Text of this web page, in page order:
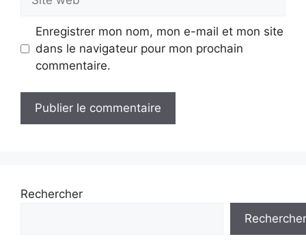
web
Enregistrer mon nom, mon e-mail et mon site
dans le navigateur pour mon prochain
commentaire.
Rechercher
Rechercher